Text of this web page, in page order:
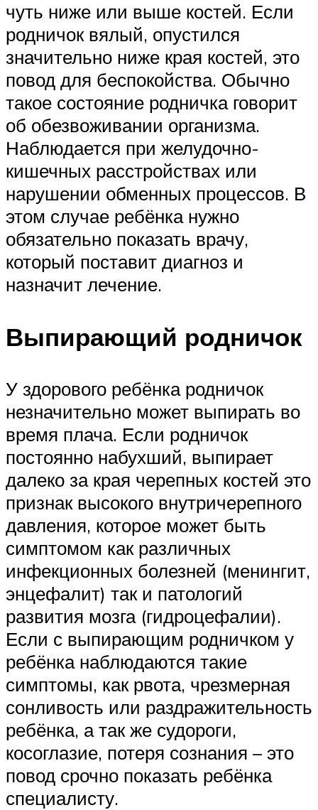
чуть ниже или выше костей. Если
родничок вялый, опустился
значительно ниже края костей, это
повод для беспокойства. Обычно
такое состояние родничка говорит
об обезвоживании организма.
Наблюдается при желудочно-
кишечных расстройствах или
нарушении обменных процессов. В
этом случае ребёнка нужно
обязательно показать врачу,
который поставит диагноз и
назначит лечение.
Выпирающий родничок
У здорового ребёнка родничок
незначительно может выпирать во
время плача. Если родничок
постоянно набухший, выпирает
далеко за края черепных костей это
признак высокого внутричерепного
давления, которое может быть
симптомом как различных
инфекционных болезней (менингит,
энцефалит) так и патологий
развития мозга (гидроцефалии).
Если с выпирающим родничком у
ребёнка наблюдаются такие
симптомы, как рвота, чрезмерная
сонливость или раздражительность
ребёнка, а так же судороги,
косоглазие, потеря сознания – это
повод срочно показать ребёнка
специалисту.